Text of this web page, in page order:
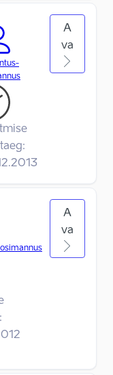
A
va
A
va